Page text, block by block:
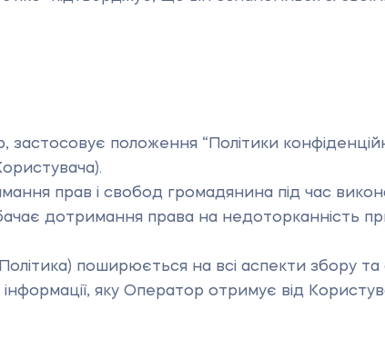
положення “Політики
прав і свобод громадянина під час
дотримання права на недоторканність
поширюється на всі аспекти збору
яку Оператор отримує від